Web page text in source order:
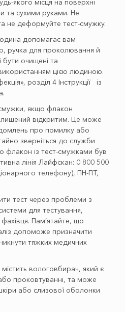
якого місця на поверхні
та сухими руками. Не
не деформуйте тест-смужку.
допомагає вам
ручка для проколювання й
очищені та
цією людиною.
розділ 4 Інструкції із
якщо флакон
відкритим. Це може
про помилку або
зверніться до служби
флакон із тест-смужками був
лінія Лайфскан: 0 800 500
телефону), ПН-ПТ,
тест через проблеми з
для тестування,
Пам’ятайте, що
допоможе призначити
тяжких медичних
вологовбирач, який є
проковтуванні, та може
або слизової оболонки